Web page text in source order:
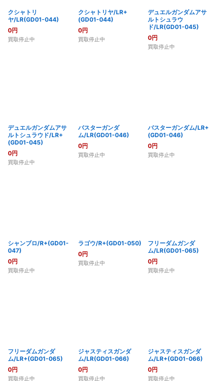
クシャトリ
ヤ/LR(GD01-044)
0円
買取停止中
クシャトリヤ/LR+
(GD01-044)
0円
買取停止中
デュエルガンダムアサ
ルトシュラウ
ド/LR(GD01-045)
0円
買取停止中
デュエルガンダムアサ
ルトシュラウド/LR+
(GD01-045)
0円
買取停止中
バスターガンダ
ム/LR(GD01-046)
0円
買取停止中
バスターガンダム/LR+
(GD01-046)
0円
買取停止中
シャンブロ/R+(GD01-
047)
0円
買取停止中
ラゴウ/R+(GD01-050)
0円
買取停止中
フリーダムガンダ
ム/LR(GD01-065)
0円
買取停止中
フリーダムガンダ
ム/LR+(GD01-065)
0円
買取停止中
ジャスティスガンダ
ム/LR(GD01-066)
0円
買取停止中
ジャスティスガンダ
ム/LR+(GD01-066)
0円
買取停止中